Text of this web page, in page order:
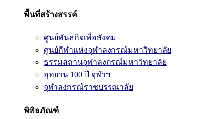
พื้นที่สร้างสรรค์
ศูนย์พันธกิจเพื่อสังคม
ศูนย์กีฬาแห่งจุฬาลงกรณ์มหาวิทยาลัย
ธรรมสถานจุฬาลงกรณ์มหาวิทยาลัย
อุทยาน 100 ปี จุฬาฯ
จุฬาลงกรณ์ราชบรรณาลัย
พิพิธภัณฑ์